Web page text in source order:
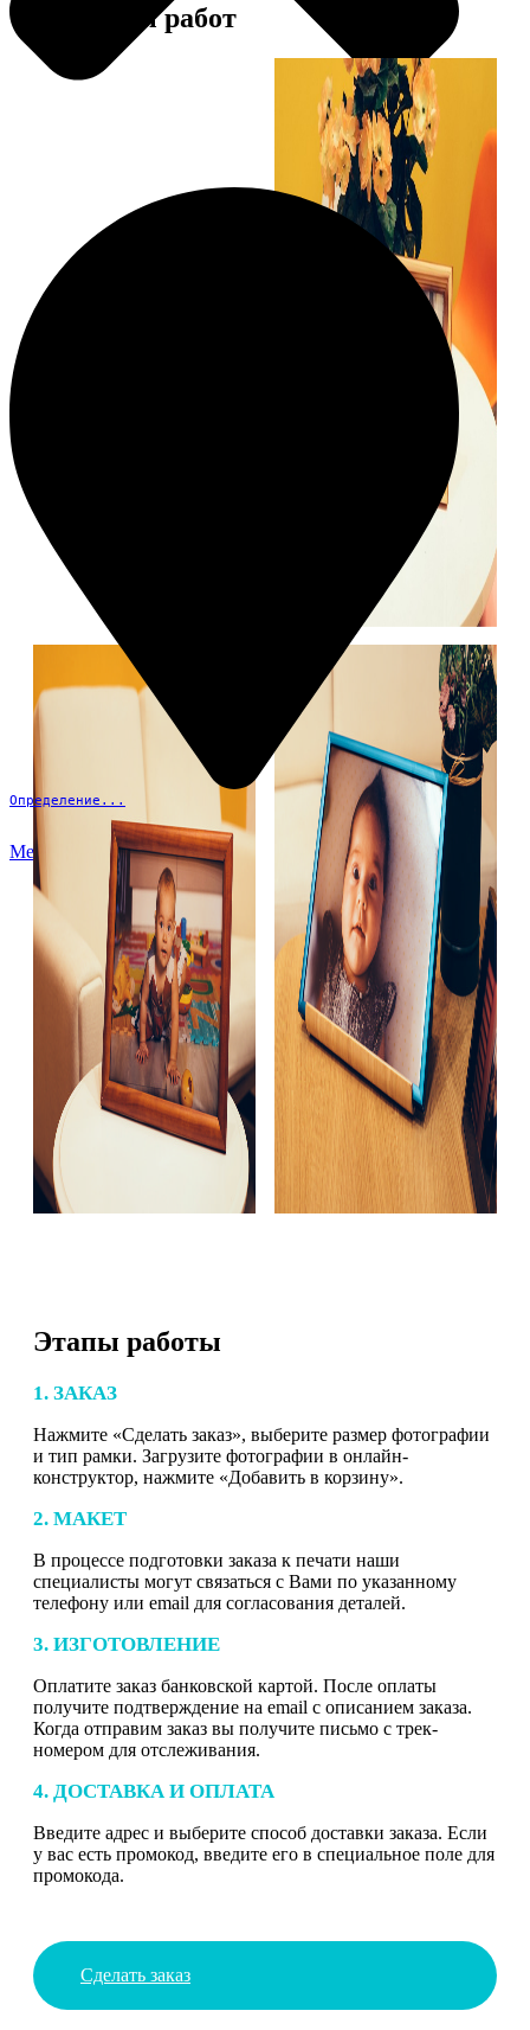
Определение...
Меню
Примеры работ
Этапы работы
1. ЗАКАЗ
Нажмите «Сделать заказ», выберите размер фотографии
и тип рамки. Загрузите фотографии в онлайн-
конструктор, нажмите «Добавить в корзину».
2. МАКЕТ
В процессе подготовки заказа к печати наши
специалисты могут связаться с Вами по указанному
телефону или email для согласования деталей.
3. ИЗГОТОВЛЕНИЕ
Оплатите заказ банковской картой. После оплаты
получите подтверждение на email с описанием заказа.
Когда отправим заказ вы получите письмо с трек-
номером для отслеживания.
4. ДОСТАВКА И ОПЛАТА
Введите адрес и выберите способ доставки заказа. Если
у вас есть промокод, введите его в специальное поле для
промокода.
Сделать заказ